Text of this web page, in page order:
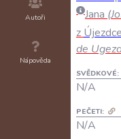
Autoři
Nápověda
Jana (
z Újezdce
de
SVĚDKOVÉ:
N/A
PEČETI:
N/A